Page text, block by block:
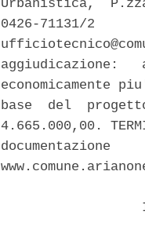
Urbanistica,
0426-71131/2
aggiudicazione:
economicamente
base  del
4.665.000,00.